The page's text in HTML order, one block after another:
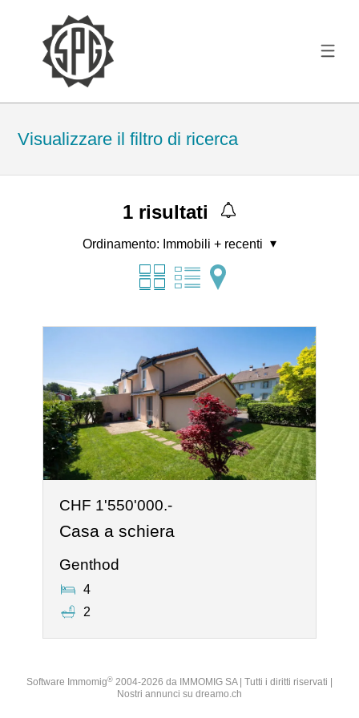
Visualizzare il filtro di ricerca
1risultati
Ordinamento: Immobili + recenti
CHF 1'550'000.-
Casa a schiera
Genthod
4
2
Software Immomig® 2004-2026 da IMMOMIG SA | Tutti i diritti riservati |
Nostri annunci su dreamo.ch